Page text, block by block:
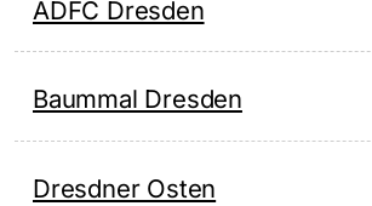
ADFC Dresden
Baummal Dresden
Dresdner Osten